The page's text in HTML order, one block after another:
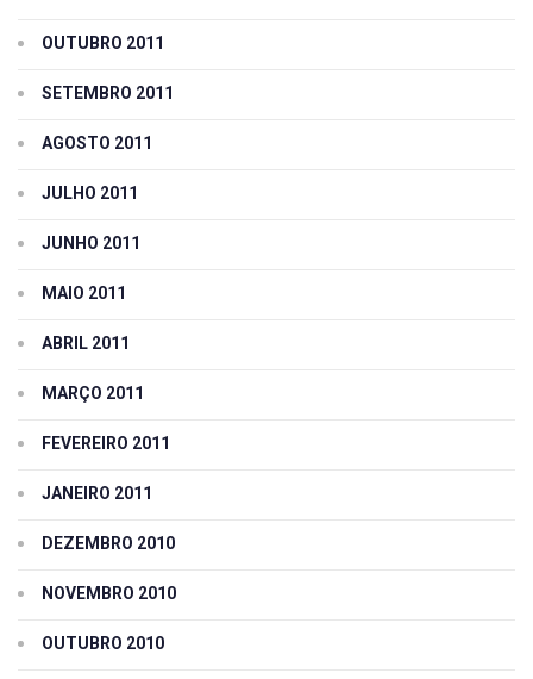
OUTUBRO 2011
SETEMBRO 2011
AGOSTO 2011
JULHO 2011
JUNHO 2011
MAIO 2011
ABRIL 2011
MARÇO 2011
FEVEREIRO 2011
JANEIRO 2011
DEZEMBRO 2010
NOVEMBRO 2010
OUTUBRO 2010